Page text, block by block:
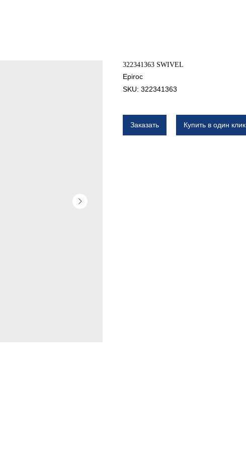
322341363 SWIVEL
Epiroc
SKU: 322341363
Заказать Купить в один клик